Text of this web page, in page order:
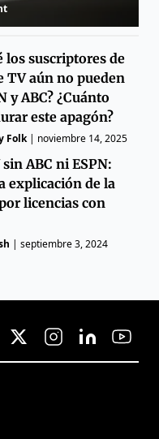
los suscriptores de
TV aún no pueden
y ABC? ¿Cuánto
este apagón?
Folk| noviembre 14, 2025
ABC ni ESPN:
explicación de la
licencias con
|septiembre 3, 2024